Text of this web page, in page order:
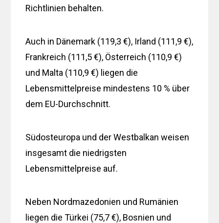
Richtlinien behalten.
Auch in Dänemark (119,3 €), Irland (111,9 €),
Frankreich (111,5 €), Österreich (110,9 €)
und Malta (110,9 €) liegen die
Lebensmittelpreise mindestens 10 % über
dem EU-Durchschnitt.
Südosteuropa und der Westbalkan weisen
insgesamt die niedrigsten
Lebensmittelpreise auf.
Neben Nordmazedonien und Rumänien
liegen die Türkei (75,7 €), Bosnien und